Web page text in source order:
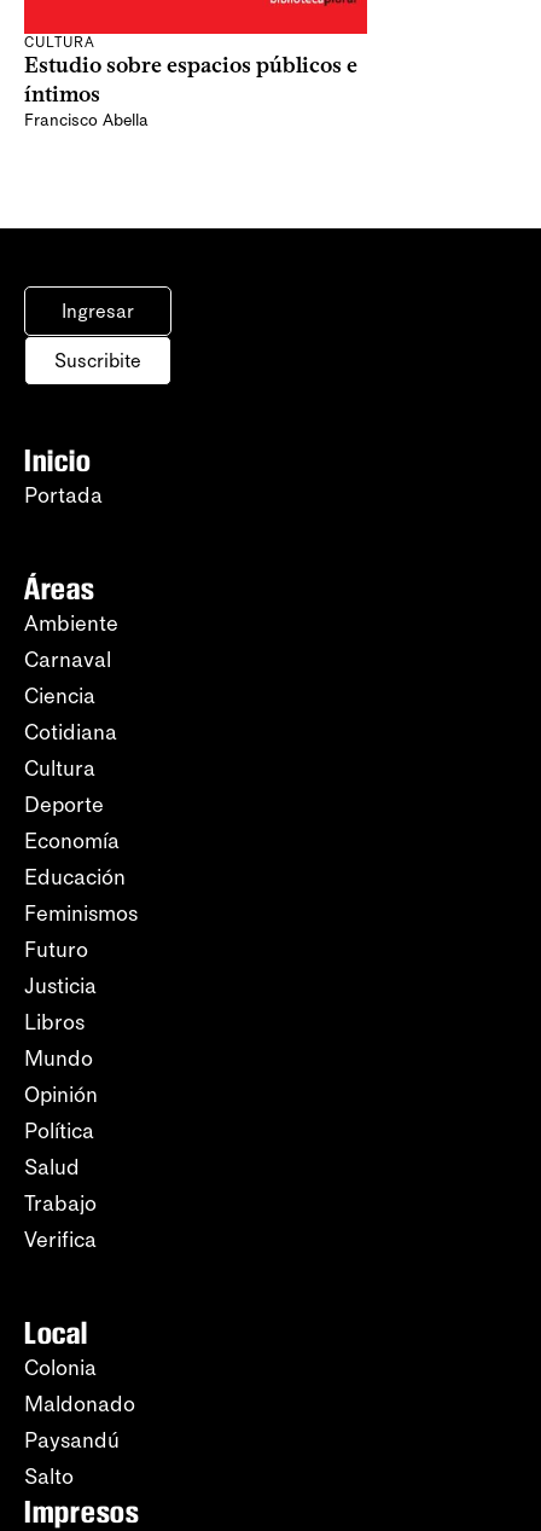
CULTURA
Estudio sobre espacios públicos e
íntimos
Francisco Abella
Ingresar
Suscribite
Inicio
Portada
Áreas
Ambiente
Carnaval
Ciencia
Cotidiana
Cultura
Deporte
Economía
Educación
Feminismos
Futuro
Justicia
Libros
Mundo
Opinión
Política
Salud
Trabajo
Verifica
Local
Colonia
Maldonado
Paysandú
Salto
Impresos